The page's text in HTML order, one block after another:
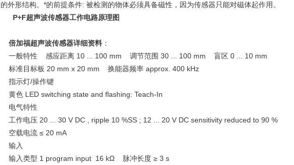
的外形结构。*的前提条件: 被检测的物体必须具备磁性，因为传感器只能对磁体起作用。
P+F超声波传感器工作电路原理图
倍加福超声波传感器详细资料：
一般特性 感应距离 10 ... 100 mm 调节范围 30 ... 100 mm 盲区 0 ... 10 mm
标准目标板 20 mm x 20 mm 换能器频率 approx. 400 kHz
指示灯/操作键
黄色 LED switching state and flashing: Teach-In
电气特性
工作电压 20 ... 30 V DC , ripple 10 %SS ; 12 ... 20 V DC sensitivity reduced to 90 %
空载电流 ≤ 20 mA
输入
输入类型 1 program input 16 kΩ 脉冲长度 ≥ 3 s